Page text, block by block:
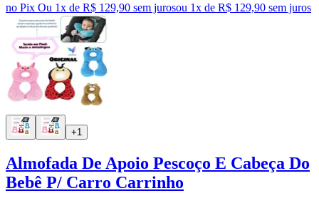
no Pix Ou 1x de R$ 129,90 sem jurosou 1x de R$ 129,90 sem juros
+1
Almofada De Apoio Pescoço E Cabeça Do
Bebê P/ Carro Carrinho